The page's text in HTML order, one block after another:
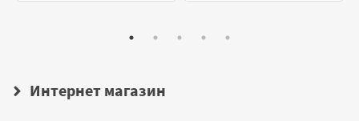
Интернет магазин